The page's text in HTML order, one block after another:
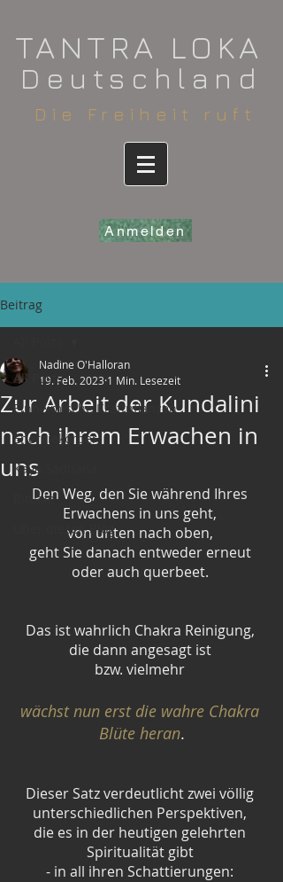
​TANTRA LOKA
Deutschland
​Die Freiheit ruft
Anmelden
Beitrag
All Posts
Einheimische Kraftpflanzen
Energiekörper
Kaya Sadhana
Rituale
Über diesen Blog
Zur Arbeit der Kundalini
nach ihrem Erwachen in
uns
Nadine O'Halloran
19. Feb. 2023 1 Min. Lesezeit
Den Weg, den Sie während Ihres
Erwachens in uns geht,
von unten nach oben,
geht Sie danach entweder erneut
oder auch querbeet.
Das ist wahrlich Chakra Reinigung,
die dann angesagt ist
bzw. vielmehr
wächst nun erst die wahre Chakra
Blüte heran.
Dieser Satz verdeutlicht zwei völlig
unterschiedlichen Perspektiven,
die es in der heutigen gelehrten
Spiritualität gibt
- in all ihren Schattierungen: